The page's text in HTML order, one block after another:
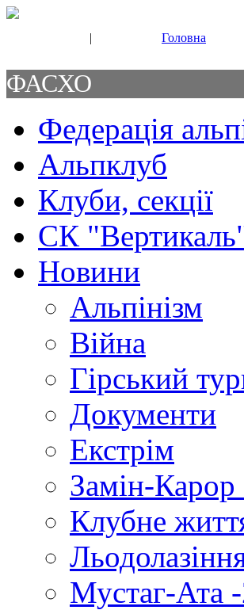
| Головна
ФАСХО
Федерація
Альпклуб
Клуби, секції
СК
Новини
Альпінізм
Війна
Гірський
Документи
Екстрім
Замін-
Клубне
Мустаг-Ата